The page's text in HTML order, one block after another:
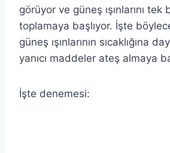
görüyor ve güneş ışınlarını
toplamaya başlıyor. İşte
güneş ışınlarının sıcaklığına
yanıcı maddeler ateş almaya
İşte denemesi: